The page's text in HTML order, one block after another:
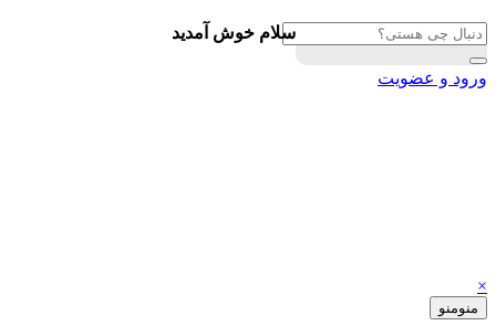
سلام خوش آمدید
ورود و عضویت
×
منومنو